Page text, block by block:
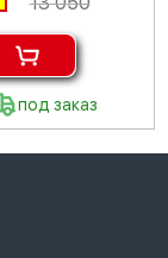
под заказ